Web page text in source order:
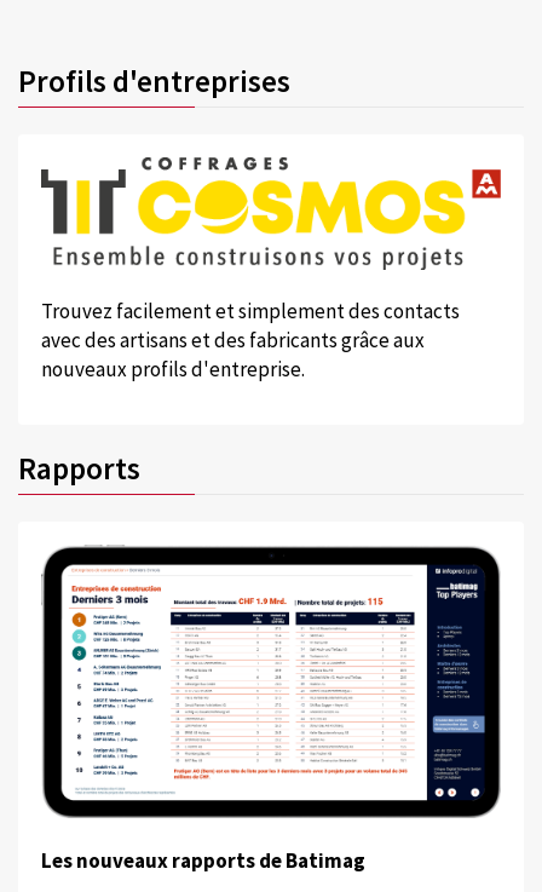
Profils d'entreprises
Trouvez facilement et simplement des contacts
avec des artisans et des fabricants grâce aux
nouveaux profils d'entreprise.
Rapports
Les nouveaux rapports de Batimag